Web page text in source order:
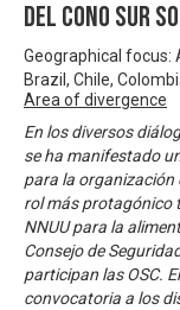
del Cono Sur
Geographical focus:
Brazil, Chile,
Area of divergence
En los diversos
se ha manifestado
para la organización
rol más protagónico
NNUU para la
Consejo de
participan las OSC.
convocatoria a los